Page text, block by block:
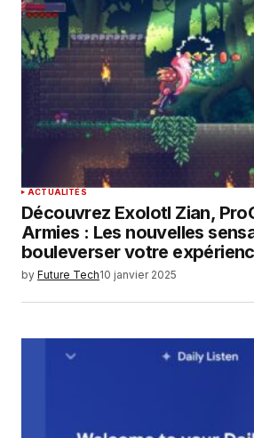
ACTUALITÉS
Découvrez Exolotl Zian,
Armies : Les nouvelles
bouleverser votre
by Future Tech10 janvier 2025